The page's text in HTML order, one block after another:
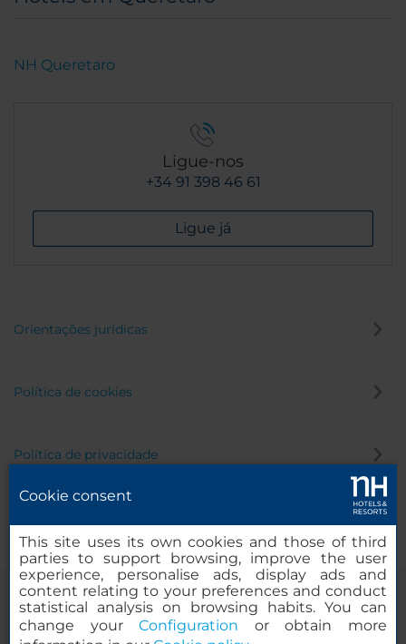
NH Queretaro
Ligue-nos
+34 91 398 46 61
Ligue já
Orientações jurídicas
Política de cookies
Política de privacidade
Cookie consent
This site uses its own cookies and those of third
parties to support browsing, improve the user
experience, personalise ads, display ads and
content relating to your preferences and conduct
statistical analysis on browsing habits. You can
change yourConfiguration or obtain more